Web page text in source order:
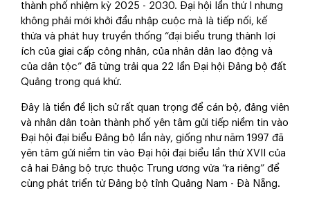
thành phố nhiệm kỳ 2025 - 2030. Đại hội lần thứ I nhưng
không phải mới khởi đầu nhập cuộc mà là tiếp nối, kế
thừa và phát huy truyền thống “đại biểu trung thành lợi
ích của giai cấp công nhân, của nhân dân lao động và
của dân tộc” đã từng trải qua 22 lần Đại hội Đảng bộ đất
Quảng trong quá khứ.
Đây là tiền đề lịch sử rất quan trọng để cán bộ, đảng viên
và nhân dân toàn thành phố yên tâm gửi tiếp niềm tin vào
Đại hội đại biểu Đảng bộ lần này, giống như năm 1997 đã
yên tâm gửi niềm tin vào Đại hội đại biểu lần thứ XVII của
cả hai Đảng bộ trực thuộc Trung ương vừa “ra riêng” để
cùng phát triển từ Đảng bộ tỉnh Quảng Nam - Đà Nẵng.